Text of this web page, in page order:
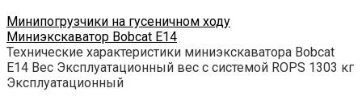
Минипогрузчики на гусеничном ходу
Миниэкскаватор Bobcat E14
Технические характеристики миниэкскаватора Bobcat
E14 Вес Эксплуатационный вес с системой ROPS 1303 кг
Эксплуатационный